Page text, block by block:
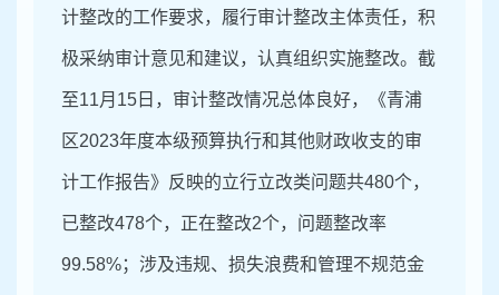
计整改的工作要求，履行审计整改主体责任，积
极采纳审计意见和建议，认真组织实施整改。截
至11月 15日，审计整改情况总体良好，《青浦
区2023年度本级预算执行和其他财政收支的审
计工作报告》反映的立行立改类问题共480个，
已整改478个，正在整改2个，问题整改率
99.58%；涉及违规、损失浪费和管理不规范金